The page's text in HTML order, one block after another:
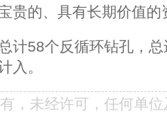
贵的、具有长期价值的
计58个反循环钻孔，
入。
，未经许可，任何单